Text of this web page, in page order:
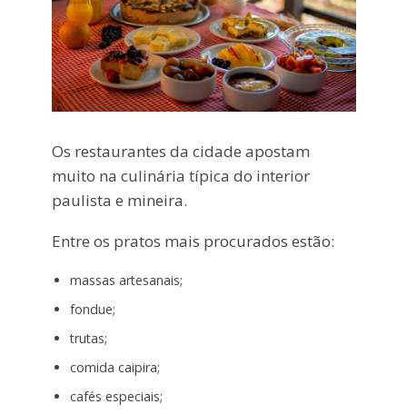
Os restaurantes da cidade apostam
muito na culinária típica do interior
paulista e mineira.
Entre os pratos mais procurados estão:
massas artesanais;
fondue;
trutas;
comida caipira;
cafés especiais;